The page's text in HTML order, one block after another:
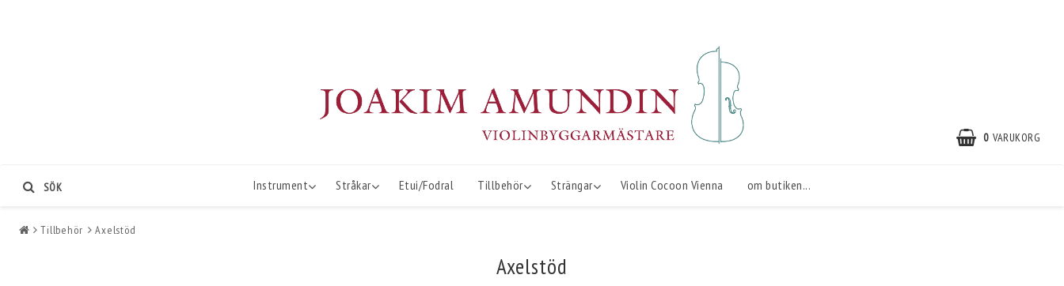
0 VARUKORG
Instrument Stråkar Etui/Fodral Tillbehör Strängar Violin Cocoon Vienna om butiken...
SÖK
Tillbehör Axelstöd
Axelstöd